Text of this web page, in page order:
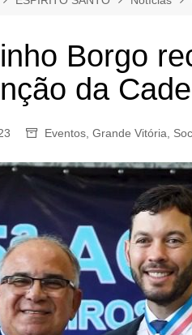
Borgo
da
Eventos Grande Vitória